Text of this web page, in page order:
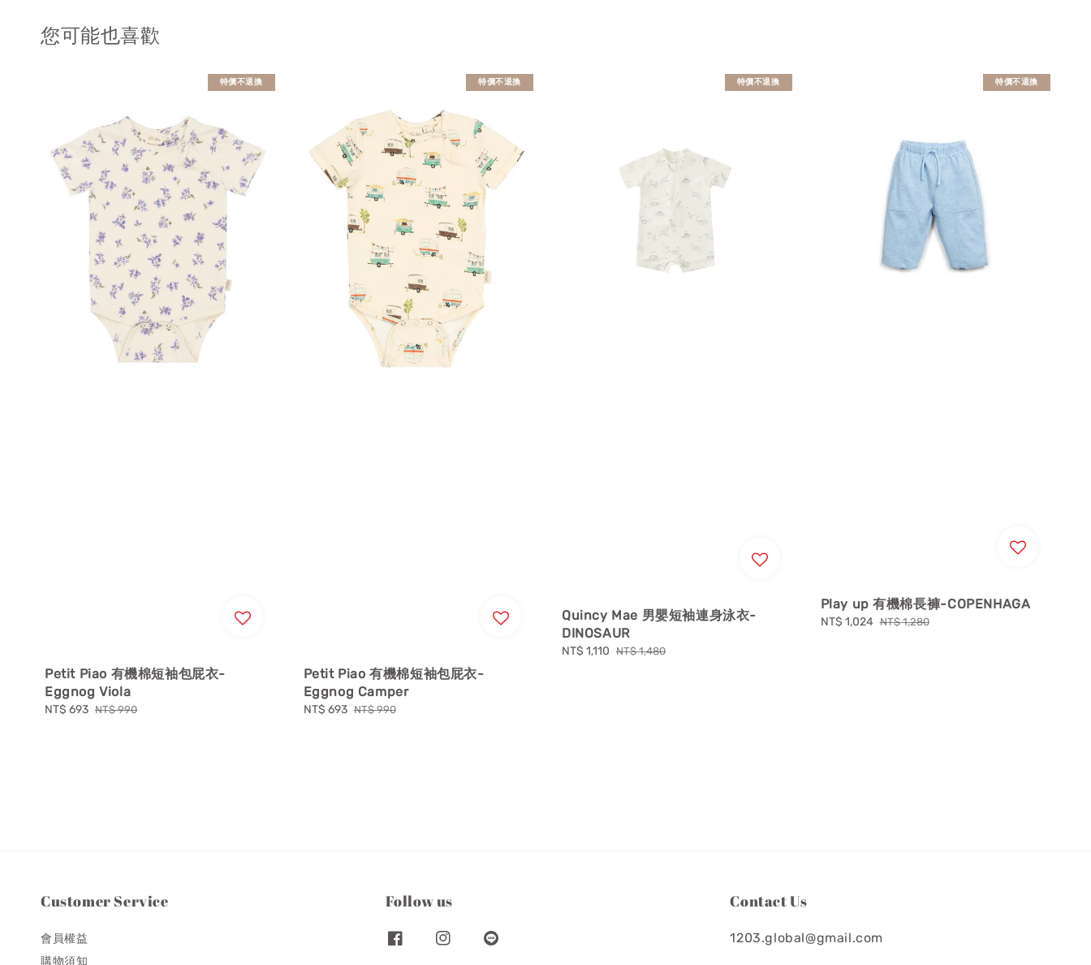
您可能也喜歡
特價不退換
Petit Piao 有機棉短袖包屁衣-
Eggnog Viola
Sale
NT$ 693 Regular
NT$ 990
特價不退換
Petit Piao 有機棉短袖包屁衣-
Eggnog Camper
Sale
NT$ 693 Regular
NT$ 990
特價不退換
Quincy Mae 男嬰短袖連身泳衣-
DINOSAUR
Sale
NT$ 1,110 Regular
NT$ 1,480
特價不退換
Play up 有機棉長褲-COPENHAGA
Sale
NT$ 1,024 Regular
NT$ 1,280
Customer Service
會員權益
購物須知
Follow us Contact Us
1203.global@gmail.com